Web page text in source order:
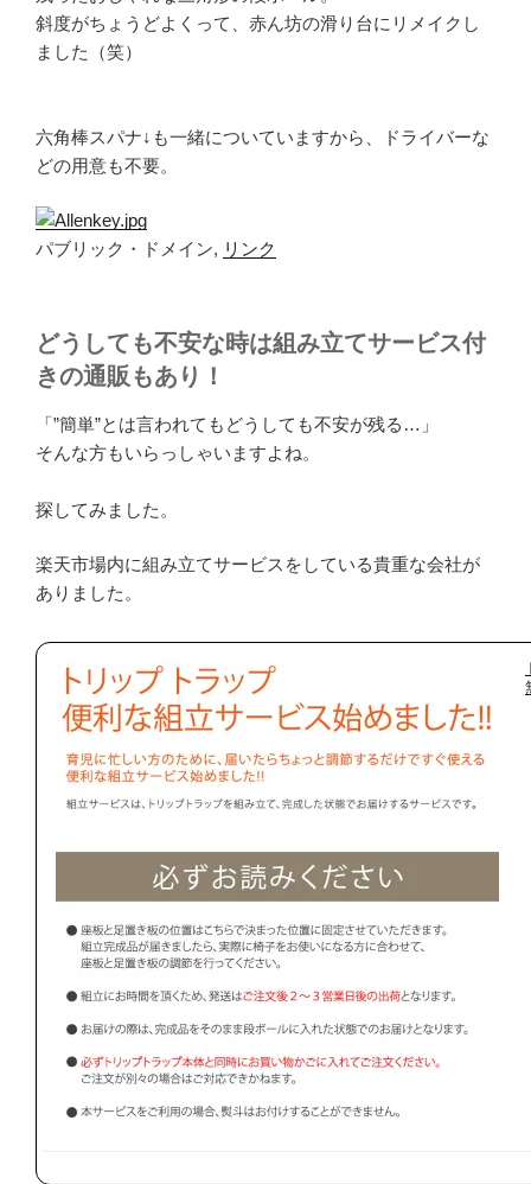
斜度がちょうどよくって、赤ん坊の滑り台にリメイクし
ました（笑）
六角棒スパナ↓も一緒についていますから、ドライバーな
どの用意も不要。
パブリック・ドメイン, リンク
どうしても不安な時は組み立てサービス付
きの通販もあり！
「”簡単”とは言われてもどうしても不安が残る…」
そんな方もいらっしゃいますよね。
探してみました。
楽天市場内に組み立てサービスをしている貴重な会社が
ありました。